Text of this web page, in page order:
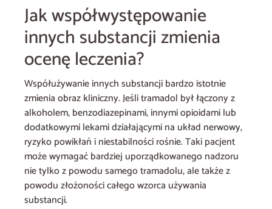
Jak współwystępowanie
innych substancji zmienia
ocenę leczenia?
Współużywanie innych substancji bardzo istotnie
zmienia obraz kliniczny. Jeśli tramadol był łączony z
alkoholem, benzodiazepinami, innymi opioidami lub
dodatkowymi lekami działającymi na układ nerwowy,
ryzyko powikłań i niestabilności rośnie. Taki pacjent
może wymagać bardziej uporządkowanego nadzoru
nie tylko z powodu samego tramadolu, ale także z
powodu złożoności całego wzorca używania
substancji.